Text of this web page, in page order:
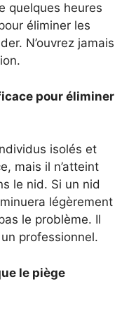
quelques heures
éliminer les
N’ouvrez jamais
pour éliminer
isolés et
mais il n’atteint
le nid. Si un nid
légèrement
le problème. Il
professionnel.
le piège